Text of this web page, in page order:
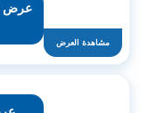
مشاهدة العرض
عرض